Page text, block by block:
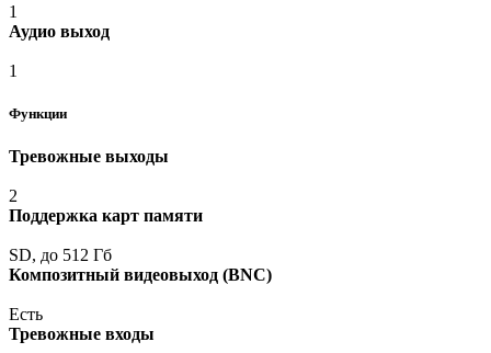
1
Аудио выход
1
Функции
Тревожные выходы
2
Поддержка карт памяти
SD, до 512 Гб
Композитный видеовыход (BNC)
Есть
Тревожные входы